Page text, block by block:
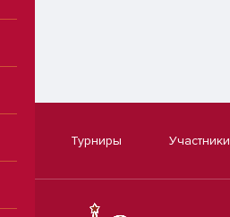
Турниры Участники